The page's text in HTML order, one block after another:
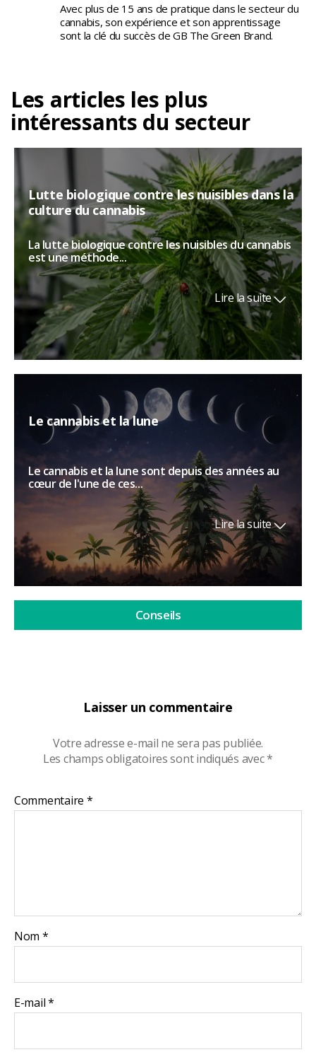
Avec plus de 15 ans de pratique dans le secteur du
cannabis, son expérience et son apprentissage
sont la clé du succès de GB The Green Brand.
Laisser un commentaire
Votre adresse e-mail ne sera pas publiée.
Les champs obligatoires sont indiqués avec*
Commentaire *
Nom *
E-mail*
Les articles les plus
intéressants du secteur
Lutte biologique contre les nuisibles dans la
culture du cannabis
La lutte biologique contre les nuisibles du cannabis
est une méthode...
Lire la suite
Le cannabis et la lune
Le cannabis et la lune sont depuis des années au
cœur de l'une de ces...
Lire la suite
Conseils